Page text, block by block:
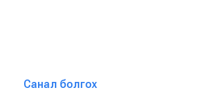
Санал болгох